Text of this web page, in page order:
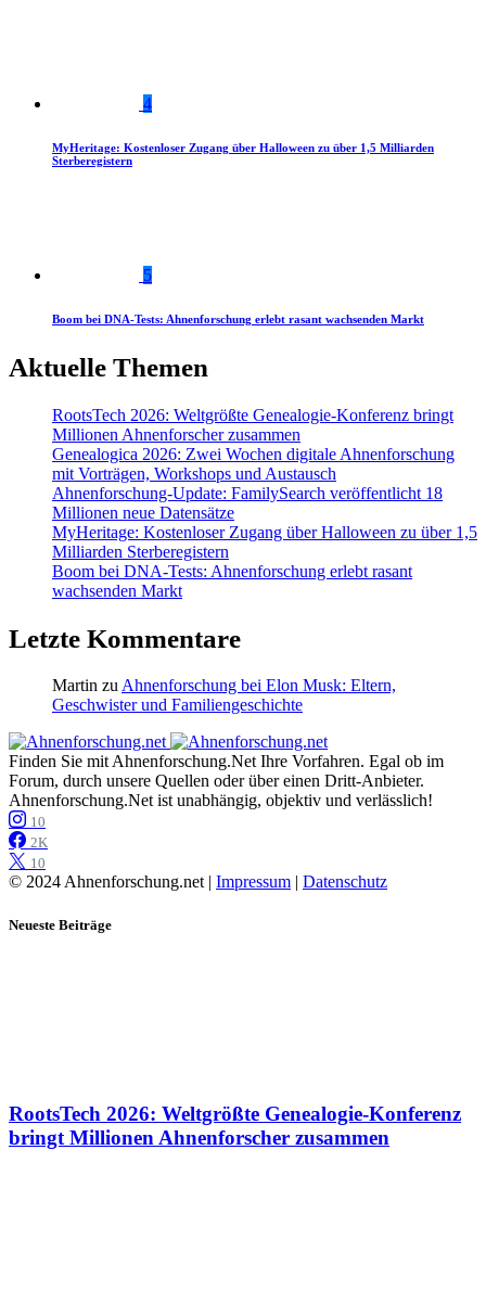
4
MyHeritage: Kostenloser Zugang über Halloween zu über 1,5 Milliarden
Sterberegistern
5
Boom bei DNA-Tests: Ahnenforschung erlebt rasant wachsenden Markt
Aktuelle Themen
RootsTech 2026: Weltgrößte Genealogie-Konferenz bringt
Millionen Ahnenforscher zusammen
Genealogica 2026: Zwei Wochen digitale Ahnenforschung
mit Vorträgen, Workshops und Austausch
Ahnenforschung-Update: FamilySearch veröffentlicht 18
Millionen neue Datensätze
MyHeritage: Kostenloser Zugang über Halloween zu über 1,5
Milliarden Sterberegistern
Boom bei DNA-Tests: Ahnenforschung erlebt rasant
wachsenden Markt
Letzte Kommentare
Martin zuAhnenforschung bei Elon Musk: Eltern,
Geschwister und Familiengeschichte
Finden Sie mit Ahnenforschung.Net Ihre Vorfahren. Egal ob im
Forum, durch unsere Quellen oder über einen Dritt-Anbieter.
Ahnenforschung.Net ist unabhängig, objektiv und verlässlich!
10
2K
10
© 2024 Ahnenforschung.net | Impressum Datenschutz
Neueste Beiträge
RootsTech 2026: Weltgrößte Genealogie-Konferenz
bringt Millionen Ahnenforscher zusammen